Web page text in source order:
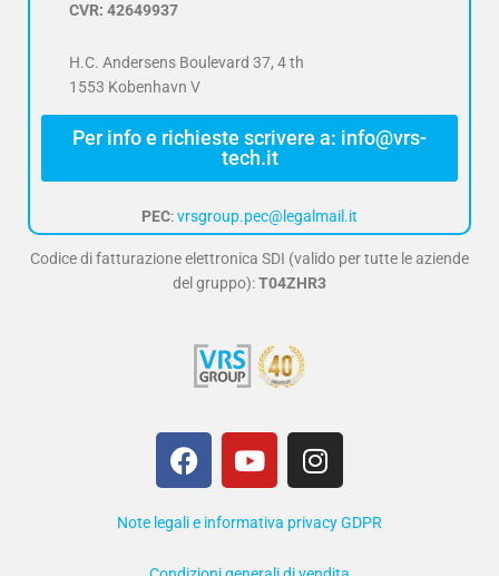
CVR: 42649937
H.C. Andersens Boulevard 37, 4 th
1553 Kobenhavn V
Per info e richieste scrivere a: info@vrs-
tech.it
PEC:vrsgroup.pec@legalmail.it
Codice di fatturazione elettronica SDI (valido per tutte le aziende
del gruppo):T04ZHR3
F
a
e
Y
o
t
I
n
t
Note legali e informativa privacy GDPR